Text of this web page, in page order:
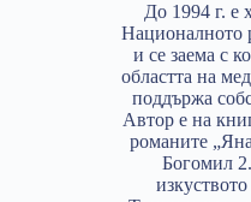
До 1994 г. е
Националното
и се заема с
областта на
поддържа
Автор е на
романите
Богомил